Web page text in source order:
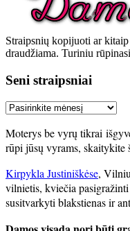
Straipsnių kopijuoti ar
draudžiama. Turiniu
Seni straipsniai
Seni
Moterys be vyrų tikrai
rūpi jūsų vyrams, skaitykite
Kirpykla Justiniškėse,
vilnietis, kviečia
susitvarkyti blakstienas ir